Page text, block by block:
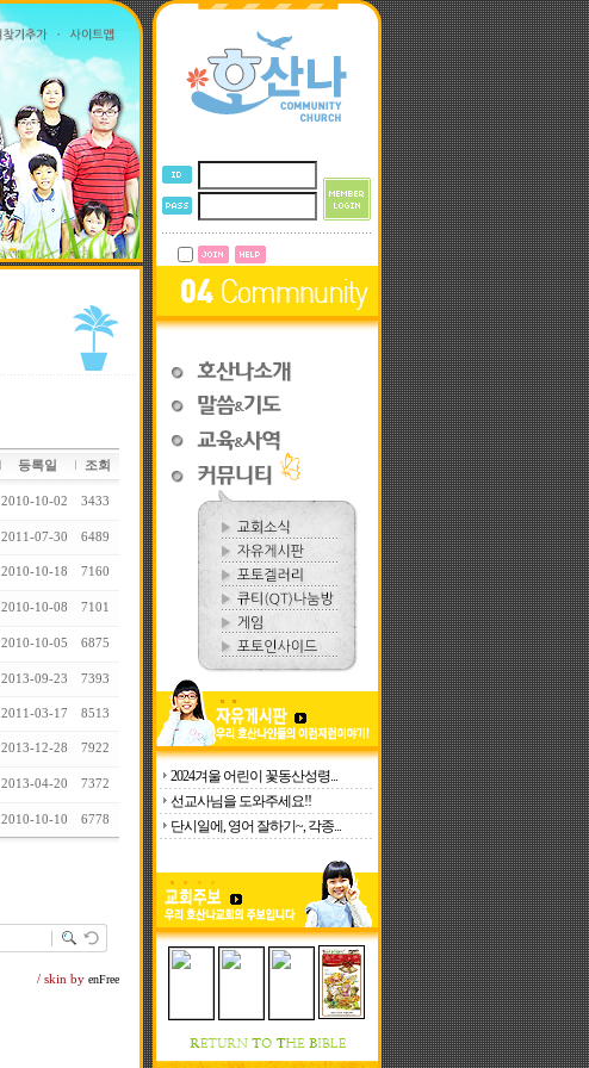
등록일 조회
2010-10-02 3433
2011-07-30 6489
2010-10-18 7160
2010-10-08 7101
2010-10-05 6875
2013-09-23 7393
2011-03-17 8513
2013-12-28 7922
2013-04-20 7372
2010-10-10 6778
/ skin by enFree
2024겨울 어린이 꽃동산성령...
선교사님을 도와주세요!!
단시일에, 영어 잘하기~, 각종...